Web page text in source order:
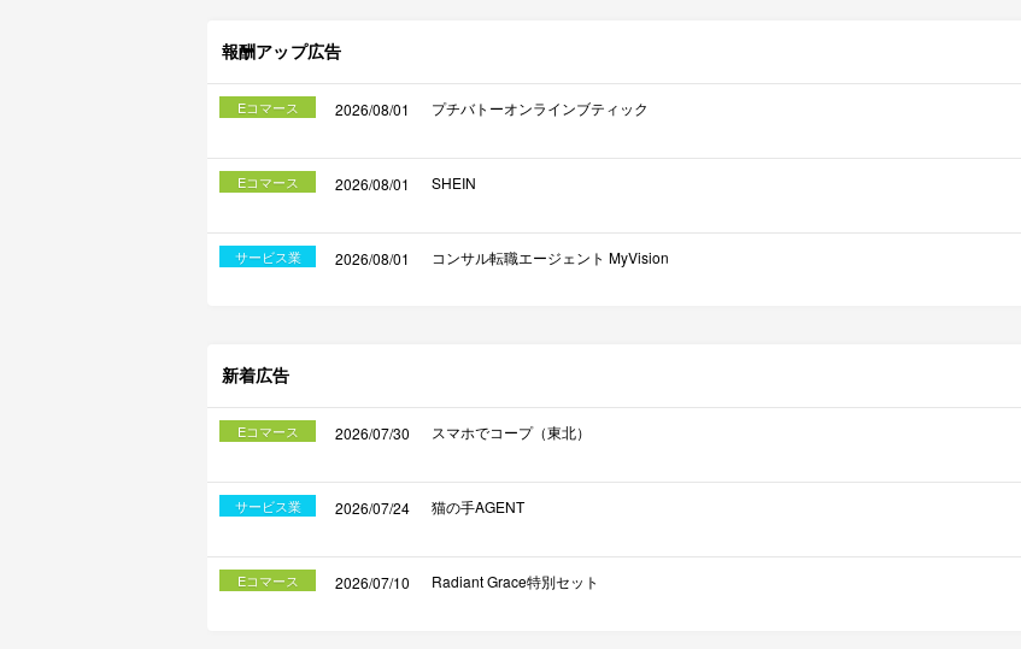
報酬アップ広告
Eコマース 2026/08/01 プチバトーオンラインブティック
Eコマース 2026/08/01 SHEIN
サービス業 2026/08/01 コンサル転職エージェント MyVision
新着広告
Eコマース 2026/07/30 スマホでコープ（東北）
サービス業 2026/07/24 猫の手AGENT
Eコマース 2026/07/10 Radiant Grace特別セット